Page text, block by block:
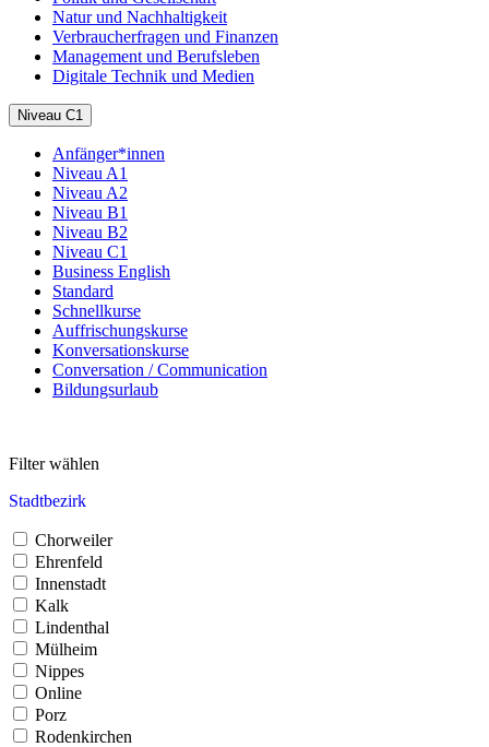
Natur und Nachhaltigkeit
Verbraucherfragen und Finanzen
Management und Berufsleben
Digitale Technik und Medien
Niveau C1
Anfänger*innen
Niveau A1
Niveau A2
Niveau B1
Niveau B2
Niveau C1
Business English
Standard
Schnellkurse
Auffrischungskurse
Konversationskurse
Conversation / Communication
Bildungsurlaub
Filter wählen
Stadtbezirk
Chorweiler
Ehrenfeld
Innenstadt
Kalk
Lindenthal
Mülheim
Nippes
Online
Porz
Rodenkirchen